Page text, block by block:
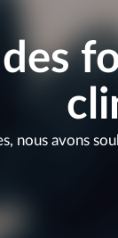
nous avons